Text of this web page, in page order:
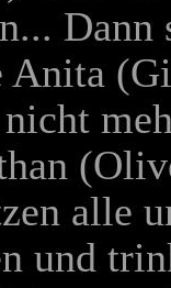
alle
und